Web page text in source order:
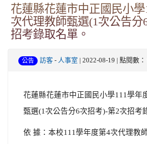
花蓮縣花蓮市中正國民小
次代理教師甄選(1次公告分
招考錄取名單。
公告 訪客 - 人事室 | 2022-08-19 | 點閱數：
花蓮縣花蓮市中正國民小學111學年
甄選(1次公告分6次招考)-第2次招考
依 據：本校111學年度第4次代理教